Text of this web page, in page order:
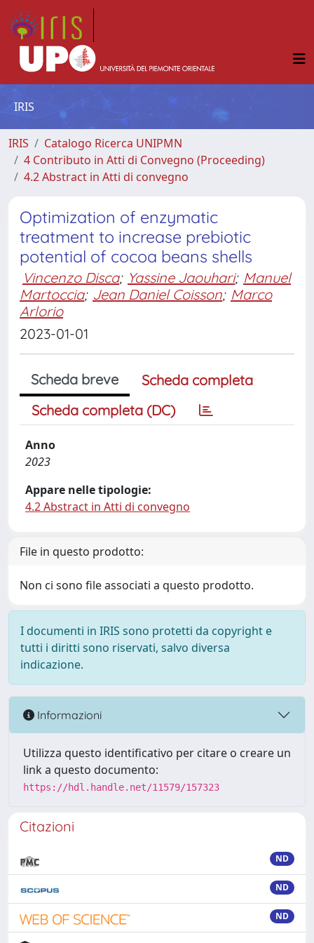
IRIS
IRIS
Catalogo Ricerca UNIPMN
4 Contributo in Atti di Convegno (Proceeding)
4.2 Abstract in Atti di convegno
Optimization of enzymatic
treatment to increase prebiotic
potential of cocoa beans shells
Vincenzo Disca; Yassine Jaouhari; Manuel
Martoccia; Jean Daniel Coisson; Marco
Arlorio
2023-01-01
Scheda breve
Scheda completa
Scheda completa (DC)
Anno
2023
Appare nelle tipologie:
4.2 Abstract in Atti di convegno
File in questo prodotto:
Non ci sono file associati a questo prodotto.
I documenti in IRIS sono protetti da copyright e
tutti i diritti sono riservati, salvo diversa
indicazione.
Informazioni
Utilizza questo identificativo per citare o creare un
link a questo documento:
https://hdl.handle.net/11579/157323
Citazioni
ND
ND
ND